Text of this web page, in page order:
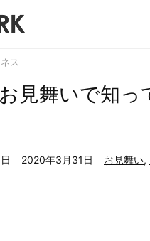
ス
見舞いで知っ
2020年3月31日 お見舞い,